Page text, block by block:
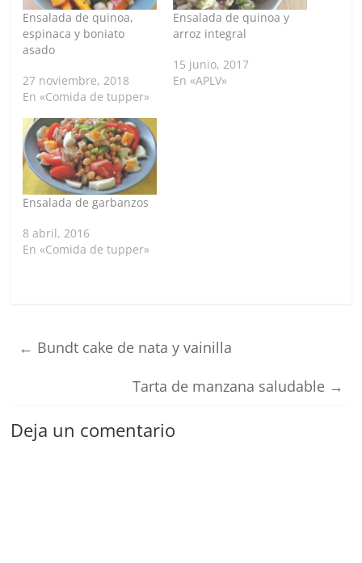
Ensalada de quinoa,
espinaca y boniato
asado
27 noviembre, 2018
En «Comida de tupper»
Ensalada de quinoa y
arroz integral
15 junio, 2017
En «APLV»
Ensalada de garbanzos
8 abril, 2016
En «Comida de tupper»
← Bundt cake de nata y vainilla
Tarta de manzana saludable →
Deja un comentario